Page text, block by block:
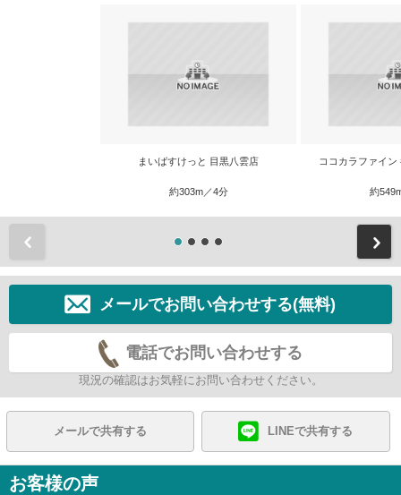
まいばすけっと 目黒八雲店
約303m／4分
ココカラファイ
約
メールでお問い合わせする(無料)
電話でお問い合わせする
現況の確認はお気軽にお問い合わせください。
メールで共有する LINEで共有する
お客様の声